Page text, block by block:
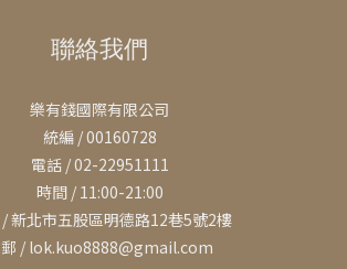
聯絡我們
樂有錢國際有限公司
統編 / 00160728
電話 / 02-22951111
時間 / 11:00-21:00
新北市五股區明德路12巷5號2樓
/ lok.kuo8888@gmail.com